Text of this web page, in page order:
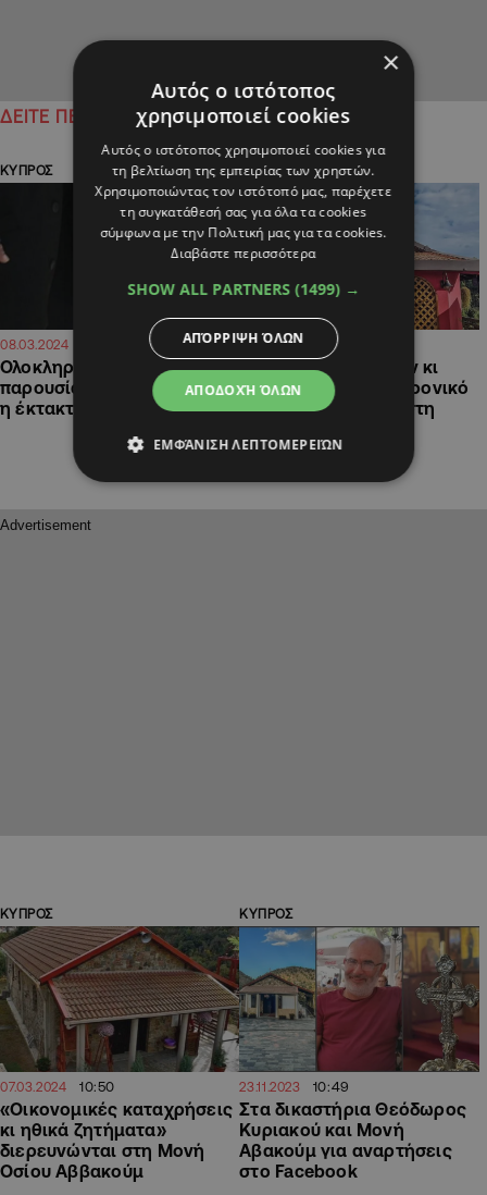
ΔΕΙΤΕ ΠΕΡΙΣΣΟΤΕΡΑ
ΚΥΠΡΟΣ
08.03.2024
Ολοκληρώθηκε χωρίς την
παρουσία των δύο μοναχών
η έκτακτη Ιερά Σύνοδος
ΚΥΠΡΟΣ
07.03.2024 16:30
Πακτωλός χρημάτων κι
επίμαχα βίντεο:Το χρονικό
των αποκαλύψεων στη
ΚΥΠΡΟΣ
07.03.2024 10:50
«Οικονομικές καταχρήσεις
κι ηθικά ζητήματα»
διερευνώνται στη Μονή
Οσίου Αββακούμ
ΚΥΠΡΟΣ
23.11.2023 10:49
Στα δικαστήρια Θεόδωρος
Κυριακού και Μονή
Αβακούμ για αναρτήσεις
στο Facebook
×
Αυτός ο ιστότοπος
χρησιμοποιεί cookies
Αυτός ο ιστότοπος χρησιμοποιεί cookies για
τη βελτίωση της εμπειρίας των χρηστών.
Χρησιμοποιώντας τον ιστότοπό μας, παρέχετε
τη συγκατάθεσή σας για όλα τα cookies
σύμφωνα με την Πολιτική μας για τα cookies.
Διαβάστε περισσότερα
SHOW ALL PARTNERS (1499) →
ΑΠΟΔΟΧΉ ΌΛΩΝ
ΑΠΌΡΡΙΨΗ ΌΛΩΝ
ΕΜΦΆΝΙΣΗ ΛΕΠΤΟΜΕΡΕΙΏΝ